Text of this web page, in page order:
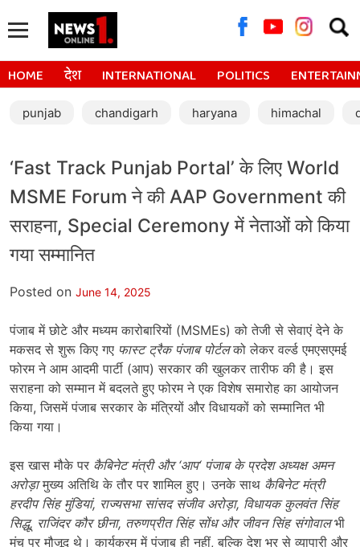
for:
HOME देश INTERNATIONAL POLITICS
punjab chandigarh haryana himachal
‘Fast Track Punjab Portal’ के लिए World
MSME Forum ने की AAP Government की
सराहना, Special Ceremony में नेताओं को किया
गया सम्मानित
Posted on June 14, 2025
पंजाब में छोटे और मध्यम कारोबारियों (MSMEs) को तेजी से सेवाएं देने के
मकसद से शुरू किए गए फास्ट ट्रैक पंजाब पोर्टलको लेकर वर्ल्ड एमएसएमई
फोरम ने आम आदमी पार्टी (आप) सरकार की खुलकर तारीफ की है। इस
सराहना को सम्मान में बदलते हुए फोरम ने एक विशेष समारोह का आयोजन
किया, जिसमें पंजाब सरकार के मंत्रियों और विधायकों को सम्मानित भी
किया गया।
इस खास मौके पर कैबिनेट मंत्री और‘आप‘ पंजाब के प्रदेश अध्यक्ष अमन
अरोड़ामुख्य अतिथि के तौर पर शामिल हुए। उनके साथ कैबिनेट मंत्री
हरदीप सिंह मुंडियां, राज्यसभा सांसद संजीव अरोड़ा, विधायक कुलवंत सिंह
सिद्धू, राजिंदर कौर छीना, तरुणप्रीत सिंह सोंध और जीवन सिंह संगोवालभी
मंच पर मौजूद थे। कार्यक्रम में पंजाब ही नहीं, बल्कि देश भर से व्यापारी और